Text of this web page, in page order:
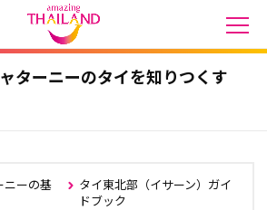
ターニーのタイを知りつくす
ニーの基
タイ東北部（イサーン）ガイ
ドブック